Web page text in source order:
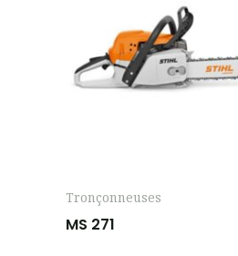
Tronçonneuses
MS 271